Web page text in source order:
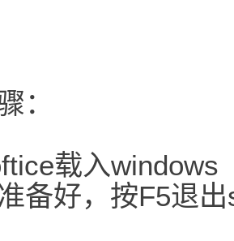
：
载入windows
备好，按F5退